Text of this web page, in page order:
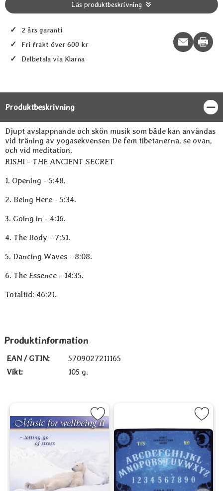
Läs produktbeskrivning
✓ 2 års garanti
✓ Fri frakt över 600 kr
✓ Delbetala via Klarna
Print
Produktbeskrivning
Produktbeskrivning
Djupt avslappnande och skön musik som både kan användas
vid träning av yogasekvensen De fem tibetanerna, se ovan,
och vid meditation.
RISHI - THE ANCIENT SECRET
1. Opening - 5:48.
2. Being Here - 5:34.
3. Going in - 4:16.
4. The Body - 7:51.
5. Dancing Waves - 8:08.
6. The Essence - 14:35.
Totaltid: 46:21.
Produktinformation
EAN / GTIN:
5709027211165
Vikt:
105 g.
to Pool som favorit
Markera Music For Wellbeing 2 som favorit
Markera Spirit Communication